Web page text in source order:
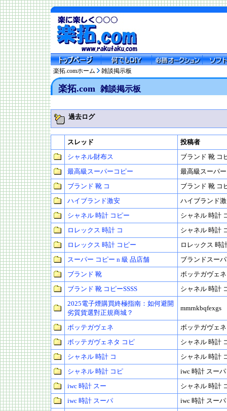
楽拓.comホーム 雑談掲示板
楽拓.com 雑談掲示板
過去ログ
スレッド
投稿者
シャネル財布ス
ブランド 靴 コ
最高級スーパーコピー
最高級スーパ
ブランド 靴 コ
ブランド 靴 コ
ハイブランド激安
ハイブランド
シャネル 時計 コピー
シャネル 時計
ロレックス 時計 コ
シャネル 時計
ロレックス 時計 コピー
ロレックス 時
スーパー コピー n 級 品店舗
ブランドスー
ブランド 靴
ボッテガヴェネ
ブランド 靴 コピーSSSS
シャネル 時計
2025電子煙購買終極指南：如何避開
劣質貨選對正規商城？
mmrnkbqfexgs
ボッテガヴェネ
ボッテガヴェネ
ボッテガヴェネタ コピ
シャネル 時計
シャネル 時計 コ
シャネル 時計
シャネル 時計 コピ
iwc 時計 スーパ
iwc 時計 スー
シャネル 時計
iwc 時計 スーパ
iwc 時計 スーパ